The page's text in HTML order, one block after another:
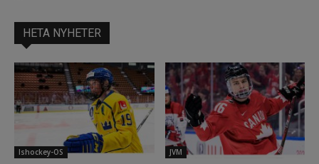
HETA NYHETER
Ishockey-OS JVM